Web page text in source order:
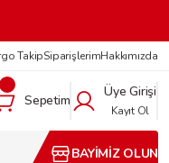
TakipSiparişlerimHakkımızda
Sepetim
Üye Girişi
Kayıt Ol
BAYİMİZ OLUN